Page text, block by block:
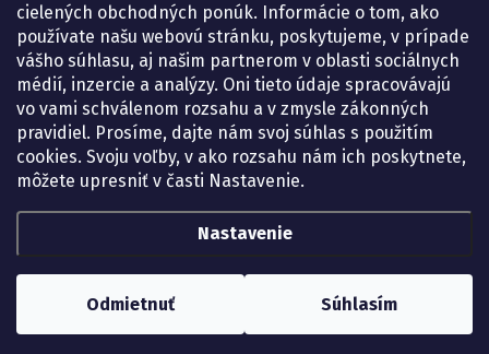
cielených obchodných ponúk. Informácie o tom, ako
používate našu webovú stránku, poskytujeme, v prípade
vášho súhlasu, aj našim partnerom v oblasti sociálnych
médií, inzercie a analýzy. Oni tieto údaje spracovávajú
vo vami schválenom rozsahu a v zmysle zákonných
pravidiel. Prosíme, dajte nám svoj súhlas s použitím
cookies. Svoju voľby, v ako rozsahu nám ich poskytnete,
môžete upresniť v časti Nastavenie.
Nastavenie
Odmietnuť Súhlasím
KONTAKT
eshop@lekarenadonai.sk
+421 948 203 203
Nájdete nás na Facebooku.
lekarenadonai/
Vytvoril Shoptet
Upraviť nastavenie cookies